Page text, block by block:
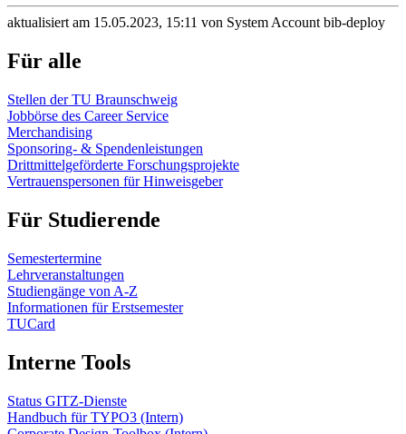
aktualisiert am 15.05.2023, 15:11 von System Account bib-deploy
Für alle
Stellen der TU Braunschweig
Jobbörse des Career Service
Merchandising
Sponsoring- & Spendenleistungen
Drittmittelgeförderte Forschungsprojekte
Vertrauenspersonen für Hinweisgeber
Für Studierende
Semestertermine
Lehrveranstaltungen
Studiengänge von A-Z
Informationen für Erstsemester
TUCard
Interne Tools
Status GITZ-Dienste
Handbuch für TYPO3 (Intern)